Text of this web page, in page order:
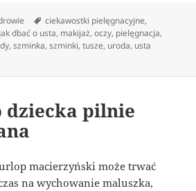
Tagi
ciekawostki pielęgnacyjne,
jak dbać o usta, makijaż,oczy, pielęgnacja,
,szminka,szminki,tusze, uroda, usta
dziecka pilnie
macierzyński może trwać
na wychowanie maluszka,